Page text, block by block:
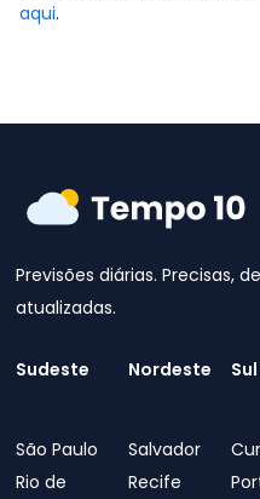
aqui.
Previsões diárias. Precisas,
atualizadas.
Sudeste
São Paulo
Rio de
Nordeste
Salvador
Recife
Sul